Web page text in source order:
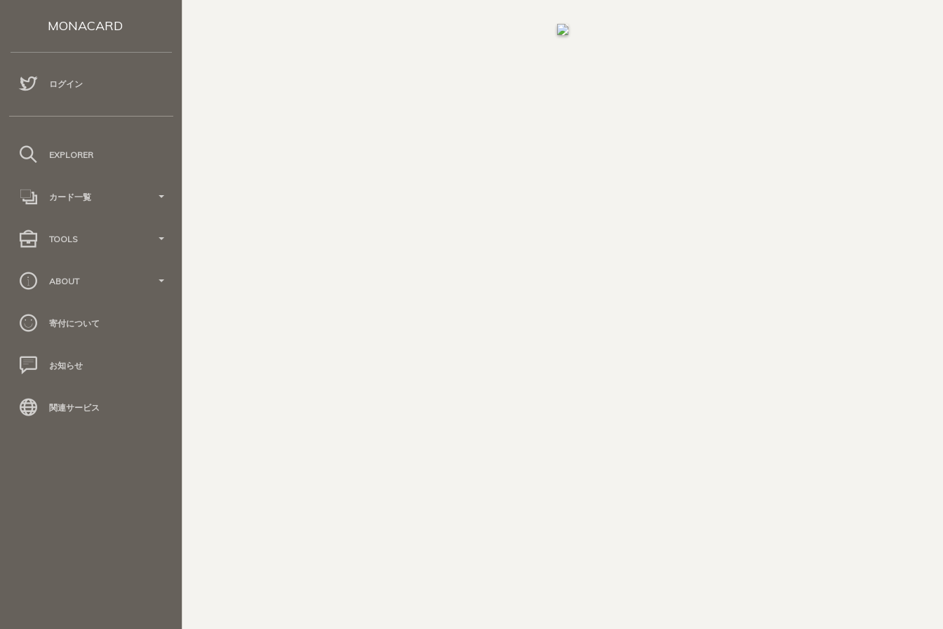
MONACARD
ログイン
EXPLORER
カード一覧
TOOLS
ABOUT
寄付について
お知らせ
関連サービス